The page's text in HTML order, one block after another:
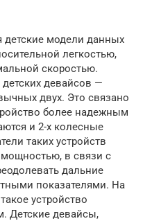
детские модели данных
легкостью,
скоростью.
девайсов —
двух. Это связано
более надежным
и 2-х колесные
таких устройств
в связи с
дальние
показателями. На
устройство
Детские девайсы,